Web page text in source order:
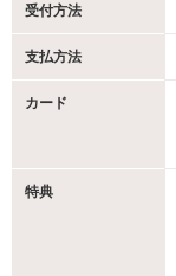
受付方法
支払方法
カード
特典